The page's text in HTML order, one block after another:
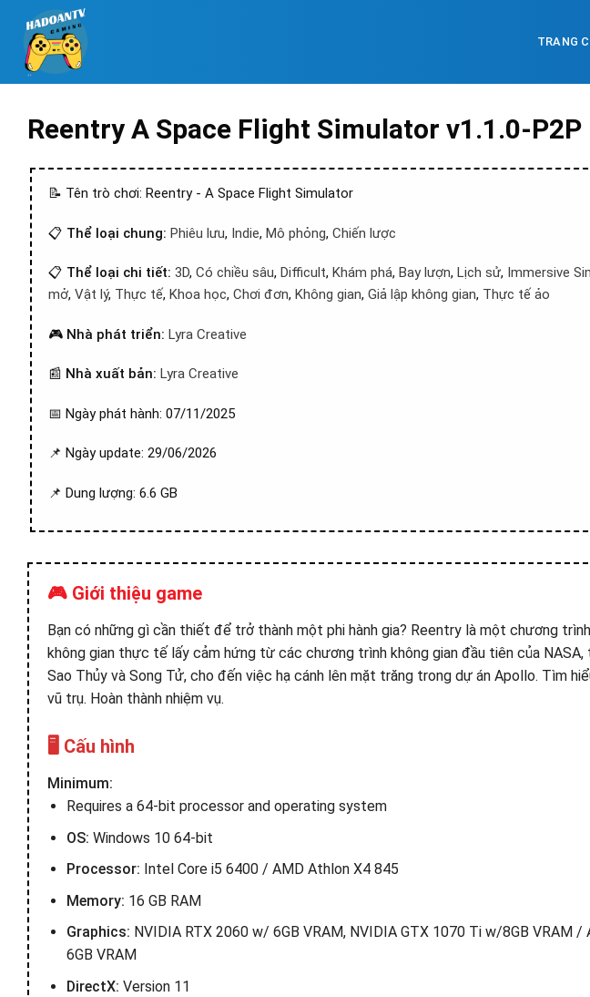
TRANG
Reentry A Space Flight Simulator v1.1.0-P2P
📝 Tên trò chơi: Reentry - A Space Flight Simulator
📋 Thể loại chung: Phiêu lưu, Indie, Mô phỏng, Chiến lược
📋 Thể loại chi tiết: 3D, Có chiều sâu, Difficult, Khám phá, Bay lượn, Lịch sử, Immersive
mở, Vật lý, Thực tế, Khoa học, Chơi đơn, Không gian, Giả lập không gian, Thực tế ảo
🎮 Nhà phát triển: Lyra Creative
📰 Nhà xuất bản: Lyra Creative
📅 Ngày phát hành: 07/11/2025
📌 Ngày update: 29/06/2026
📌 Dung lượng: 6.6 GB
🎮 Giới thiệu game
Bạn có những gì cần thiết để trở thành một phi hành gia? Reentry là một chương
không gian thực tế lấy cảm hứng từ các chương trình không gian đầu tiên của NASA,
Sao Thủy và Song Tử, cho đến việc hạ cánh lên mặt trăng trong dự án Apollo. Tìm
vũ trụ. Hoàn thành nhiệm vụ.
🖥️ Cấu hình
Minimum:
Requires a 64-bit processor and operating system
OS: Windows 10 64-bit
Processor: Intel Core i5 6400 / AMD Athlon X4 845
Memory: 16 GB RAM
Graphics: NVIDIA RTX 2060 w/ 6GB VRAM, NVIDIA GTX 1070 Ti w/8GB VRAM
6GB VRAM
DirectX: Version 11